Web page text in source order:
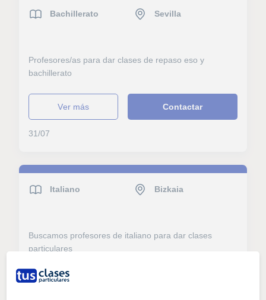
Bachillerato Sevilla
Profesores/as para dar clases de repaso eso y
bachillerato
ver más Contactar
31/07
Italiano Bizkaia
Buscamos profesores de italiano para dar clases
particulares
ver más